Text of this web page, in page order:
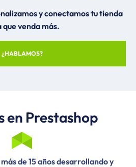
y conectamos tu tienda
que venda más.
¿HABLAMOS?
en Prestashop
de 15 años desarrollando y